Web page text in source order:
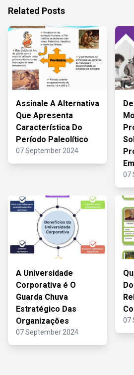
Related Posts
Assinale A Alternativa
Que Apresenta
Característica Do
Período Paleolítico
07 September 2024
07
A Universidade
Corporativa é O
Guarda Chuva
Estratégico Das
Organizações
07 September 2024
07